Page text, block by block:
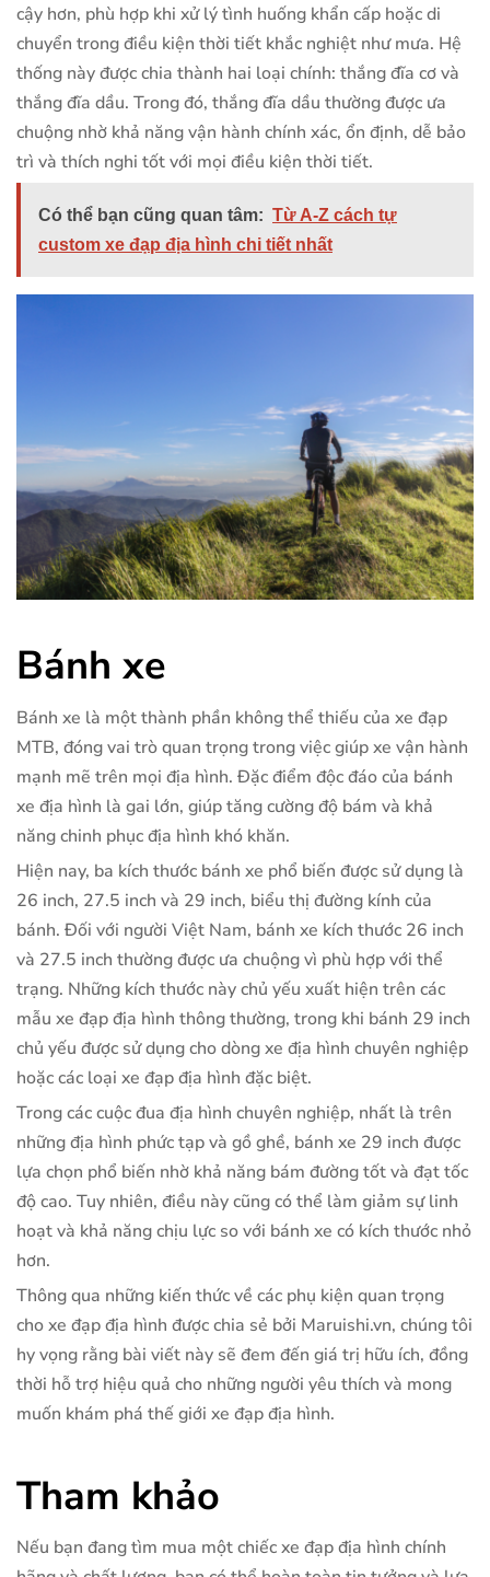
cậy hơn, phù hợp khi xử lý tình huống khẩn cấp hoặc di
chuyển trong điều kiện thời tiết khắc nghiệt như mưa. Hệ
thống này được chia thành hai loại chính: thắng đĩa cơ và
thắng đĩa dầu. Trong đó, thắng đĩa dầu thường được ưa
chuộng nhờ khả năng vận hành chính xác, ổn định, dễ bảo
trì và thích nghi tốt với mọi điều kiện thời tiết.
Có thể bạn cũng quan tâm: Từ A-Z cách tự
custom xe đạp địa hình chi tiết nhất
Bánh xe
Bánh xe là một thành phần không thể thiếu của xe đạp
MTB, đóng vai trò quan trọng trong việc giúp xe vận hành
mạnh mẽ trên mọi địa hình. Đặc điểm độc đáo của bánh
xe địa hình là gai lớn, giúp tăng cường độ bám và khả
năng chinh phục địa hình khó khăn.
Hiện nay, ba kích thước bánh xe phổ biến được sử dụng là
26 inch, 27.5 inch và 29 inch, biểu thị đường kính của
bánh. Đối với người Việt Nam, bánh xe kích thước 26 inch
và 27.5 inch thường được ưa chuộng vì phù hợp với thể
trạng. Những kích thước này chủ yếu xuất hiện trên các
mẫu xe đạp địa hình thông thường, trong khi bánh 29 inch
chủ yếu được sử dụng cho dòng xe địa hình chuyên nghiệp
hoặc các loại xe đạp địa hình đặc biệt.
Trong các cuộc đua địa hình chuyên nghiệp, nhất là trên
những địa hình phức tạp và gồ ghề, bánh xe 29 inch được
lựa chọn phổ biến nhờ khả năng bám đường tốt và đạt tốc
độ cao. Tuy nhiên, điều này cũng có thể làm giảm sự linh
hoạt và khả năng chịu lực so với bánh xe có kích thước nhỏ
hơn.
Thông qua những kiến thức về các phụ kiện quan trọng
cho xe đạp địa hình được chia sẻ bởi Maruishi.vn, chúng tôi
hy vọng rằng bài viết này sẽ đem đến giá trị hữu ích, đồng
thời hỗ trợ hiệu quả cho những người yêu thích và mong
muốn khám phá thế giới xe đạp địa hình.
Tham khảo
Nếu bạn đang tìm mua một chiếc xe đạp địa hình chính